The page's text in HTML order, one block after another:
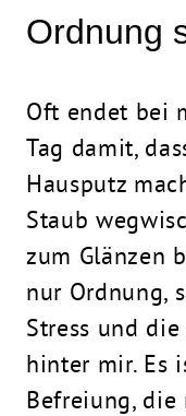
Ordnung
Oft endet bei
Tag damit,
Hausputz
Staub
zum Glänzen
nur Ordnung,
Stress und
hinter mir. Es
Befreiung,